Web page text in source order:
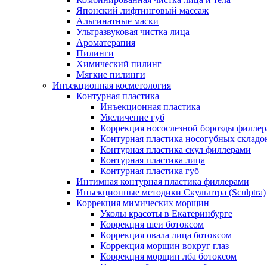
Японский лифтинговый массаж
Альгинатные маски
Ультразвуковая чистка лица
Ароматерапия
Пилинги
Химический пилинг
Мягкие пилинги
Инъекционная косметология
Контурная пластика
Инъекционная пластика
Увеличение губ
Коррекция носослезной борозды
Контурная пластика носогубных
Контурная пластика скул филлерами
Контурная пластика лица
Контурная пластика губ
Интимная контурная пластика филлерами
Инъекционные методики Скульптра (Sculptra)
Коррекция мимических морщин
Уколы красоты в Екатеринбурге
Коррекция шеи ботоксом
Коррекция овала лица ботоксом
Коррекция морщин вокруг глаз
Коррекция морщин лба ботоксом